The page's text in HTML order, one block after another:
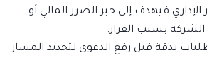
فيهدف إلى جبر الضرر المالي أو
بسبب القرار.
بدقة قبل رفع الدعوى لتحديد المسار